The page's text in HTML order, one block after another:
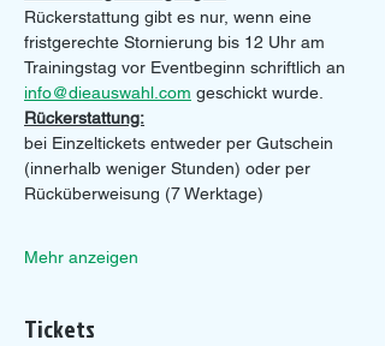
Rückerstattung gibt es nur, wenn eine
fristgerechte Stornierung bis 12 Uhr am
Trainingstag vor Eventbeginn schriftlich an
info@dieauswahl.com geschickt wurde.
Rückerstattung:
bei Einzeltickets entweder per Gutschein
(innerhalb weniger Stunden) oder per
Rücküberweisung (7 Werktage)
Mehr anzeigen
Tickets